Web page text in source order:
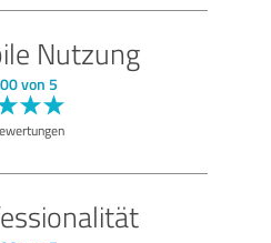
Nutzung
von 5